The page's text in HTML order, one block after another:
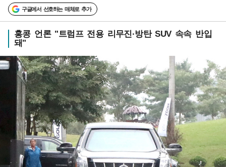
구글에서 선호하는 매체로 추가
홍콩 언론 "트럼프 전용 리무진·방탄 SUV 속속 반입
돼"